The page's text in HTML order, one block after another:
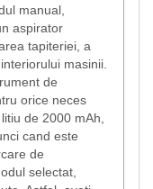
manual,
aspirator
tapiteriei, a
masinii.
de
orice neces
de 2000 mAh,
cand este
de
selectat,